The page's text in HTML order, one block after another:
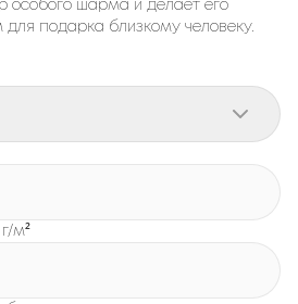
особого шарма и делает его
подарка близкому человеку.
м²